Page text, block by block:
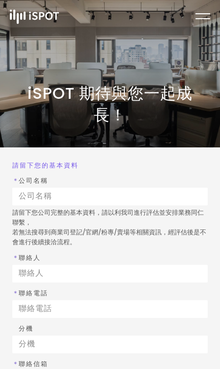
iSPOT 期待與您一起成
長！
請留下您的基本資料
＊公司名稱
請留下您公司完整的基本資料，請以利我司進行評估並安排業務同仁
聯繫，
若無法搜尋到商業司登記/官網/粉專/賣場等相關資訊，經評估後是不
會進行後續接洽流程。
＊聯絡人
＊聯絡電話
分機
＊聯絡信箱